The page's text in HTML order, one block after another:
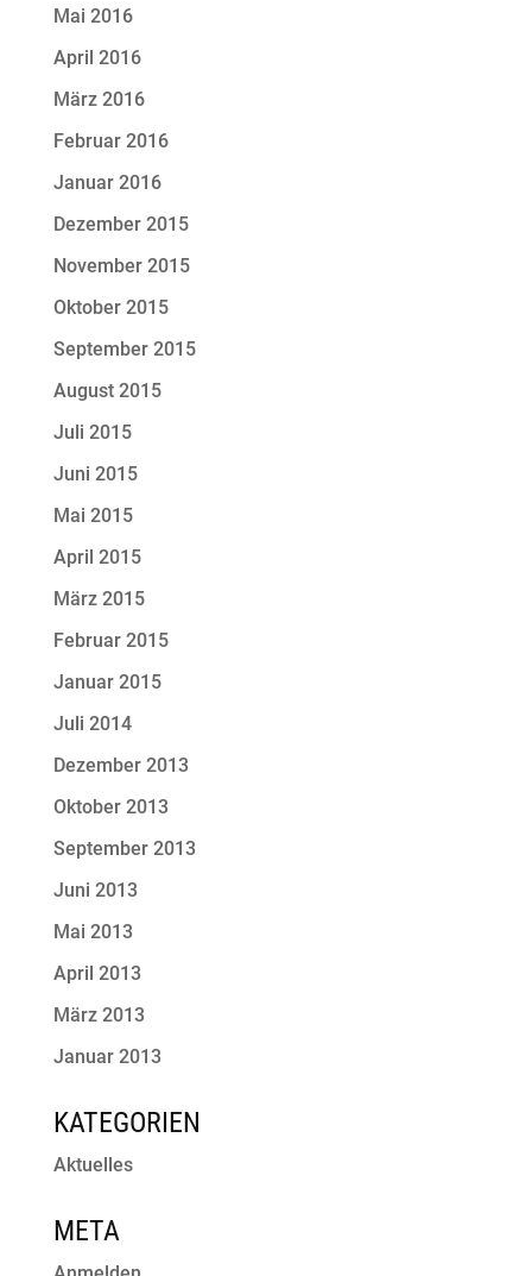
Mai 2016
April 2016
März 2016
Februar 2016
Januar 2016
Dezember 2015
November 2015
Oktober 2015
September 2015
August 2015
Juli 2015
Juni 2015
Mai 2015
April 2015
März 2015
Februar 2015
Januar 2015
Juli 2014
Dezember 2013
Oktober 2013
September 2013
Juni 2013
Mai 2013
April 2013
März 2013
Januar 2013
KATEGORIEN
Aktuelles
META